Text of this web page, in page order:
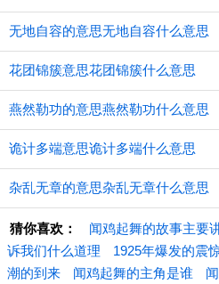
无地自容的意思无地自容什么意思
花团锦簇意思花团锦簇什么意思
燕然勒功的意思燕然勒功什么意思
诡计多端意思诡计多端什么意思
杂乱无章的意思杂乱无章什么意思
猜你喜欢： 闻鸡起舞的故事主要
诉我们什么道理
1925年爆发的震
潮的到来
闻鸡起舞的主角是谁